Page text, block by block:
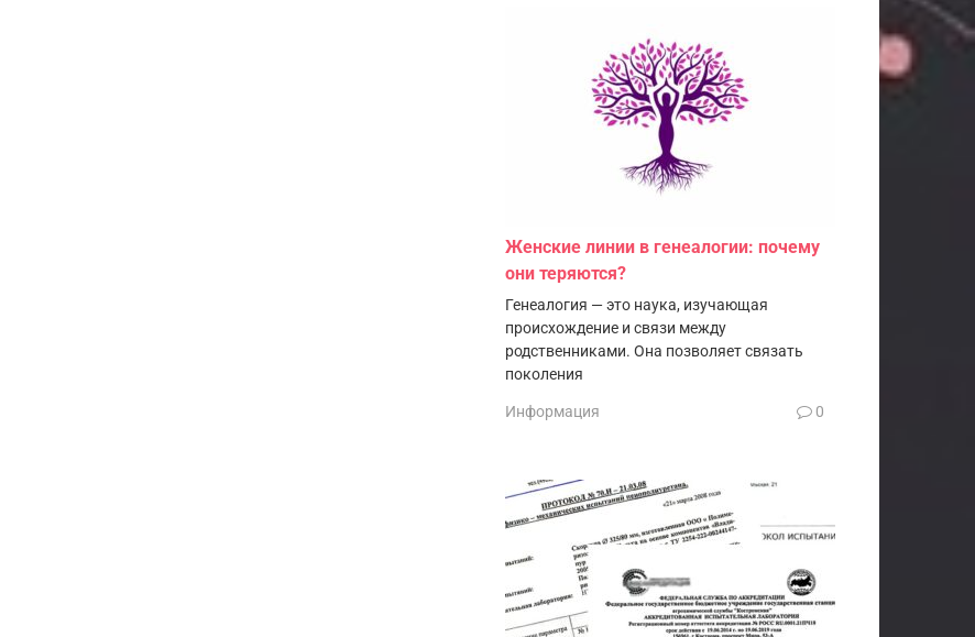
Женские линии в генеалогии: почему
они теряются?
Генеалогия — это наука, изучающая
происхождение и связи между
родственниками. Она позволяет связать
поколения
Информация 0